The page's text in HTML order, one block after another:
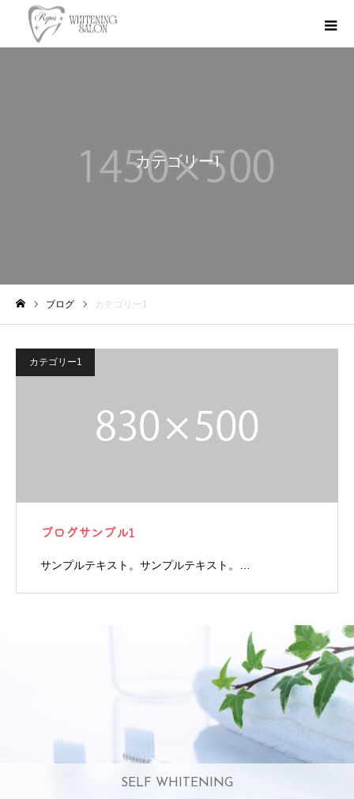
カテゴリー1
ブログ カテゴリー1
カテゴリー1
ブログサンプル1
サンプルテキスト。サンプルテキスト。…
SELF WHITENING